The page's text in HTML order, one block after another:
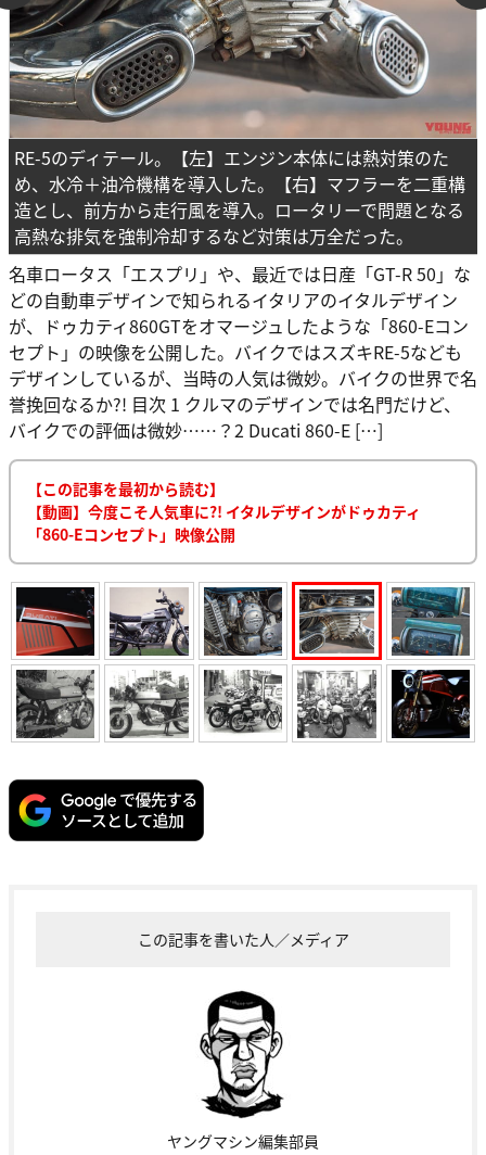
RE-5のディテール。【左】エンジン本体には熱対策のた
め、水冷＋油冷機構を導入した。【右】マフラーを二重構
造とし、前方から走行風を導入。ロータリーで問題となる
高熱な排気を強制冷却するなど対策は万全だった。
名車ロータス「エスプリ」や、最近では日産「GT-R 50」な
どの自動車デザインで知られるイタリアのイタルデザイン
が、ドゥカティ860GTをオマージュしたような「860-Eコン
セプト」の映像を公開した。バイクではスズキRE-5なども
デザインしているが、当時の人気は微妙。バイクの世界で名
誉挽回なるか?! 目次 1 クルマのデザインでは名門だけど、
バイクでの評価は微妙……？2 Ducati 860-E […]
【この記事を最初から読む】
【動画】今度こそ人気車に?! イタルデザインがドゥカティ
「860-Eコンセプト」映像公開
この記事を書いた人／メディア
ヤングマシン編集部員